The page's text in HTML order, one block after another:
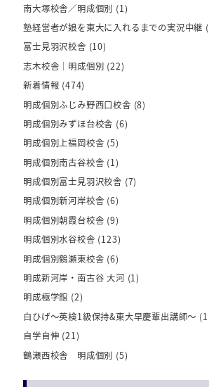
南大塚校舎／明成個別 (1)
塾経営者が娘を東大に入れるまでの実況中継
富士見羽沢校舎 (10)
志木校舎｜明成個別 (22)
新着情報 (474)
明成個別ふじみ野西口校舎 (8)
明成個別みずほ台校舎 (6)
明成個別上福岡校舎 (5)
明成個別南古谷校舎 (1)
明成個別富士見羽沢校舎 (7)
明成個別新河岸校舎 (6)
明成個別朝霞台校舎 (9)
明成個別水谷校舎 (123)
明成個別鶴瀬東校舎 (6)
明成新河岸・南古谷 大河 (1)
明成極学館 (2)
白ひげ～英検1級保持&東大早慶輩出講師～
自学自伸 (21)
鶴瀬西校舎 明成個別 (5)